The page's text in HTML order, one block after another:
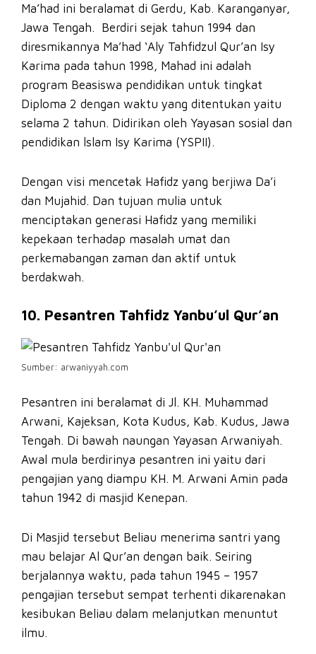
Ma’had ini beralamat di Gerdu, Kab. Karanganyar,
Jawa Tengah. Berdiri sejak tahun 1994 dan
diresmikannya Ma’had ‘Aly Tahfidzul Qur’an Isy
Karima pada tahun 1998, Mahad ini adalah
program Beasiswa pendidikan untuk tingkat
Diploma 2 dengan waktu yang ditentukan yaitu
selama 2 tahun. Didirikan oleh Yayasan sosial dan
pendidikan lslam Isy Karima (YSPII).
Dengan visi mencetak Hafidz yang berjiwa Da’i
dan Mujahid. Dan tujuan mulia untuk
menciptakan generasi Hafidz yang memiliki
kepekaan terhadap masalah umat dan
perkemabangan zaman dan aktif untuk
berdakwah.
10. Pesantren Tahfidz Yanbu’ul Qur’an
Sumber: arwaniyyah.com
Pesantren ini beralamat di Jl. KH. Muhammad
Arwani, Kajeksan, Kota Kudus, Kab. Kudus, Jawa
Tengah. Di bawah naungan Yayasan Arwaniyah.
Awal mula berdirinya pesantren ini yaitu dari
pengajian yang diampu KH. M. Arwani Amin pada
tahun 1942 di masjid Kenepan.
Di Masjid tersebut Beliau menerima santri yang
mau belajar Al Qur’an dengan baik. Seiring
berjalannya waktu, pada tahun 1945 – 1957
pengajian tersebut sempat terhenti dikarenakan
kesibukan Beliau dalam melanjutkan menuntut
ilmu.